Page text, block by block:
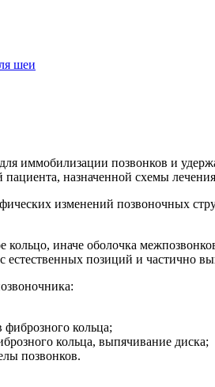
шеи
иммобилизации позвонков и
пациента, назначенной схемы
изменений позвоночных
кольцо, иначе оболочка
естественных позиций и частично
фиброзного кольца;
кольца, выпячивание диска;
позвонков.